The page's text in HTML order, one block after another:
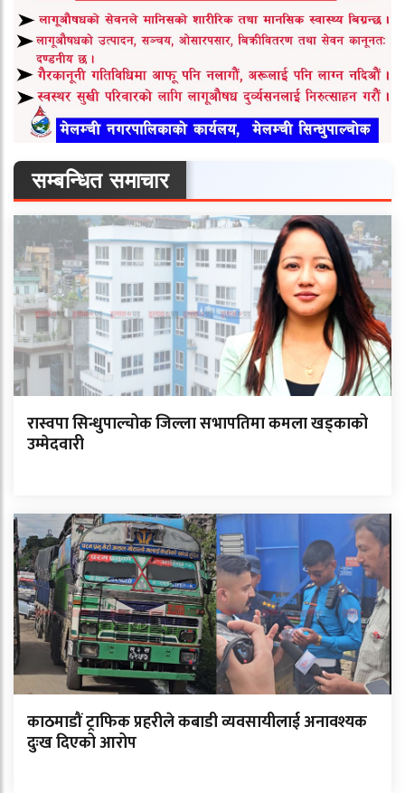
सम्बन्धित समाचार
रास्वपा सिन्धुपाल्चोक जिल्ला सभापतिमा कमला खड्काको
उम्मेदवारी
काठमाडौं ट्राफिक प्रहरीले कबाडी व्यवसायीलाई अनावश्यक
दुःख दिएको आरोप